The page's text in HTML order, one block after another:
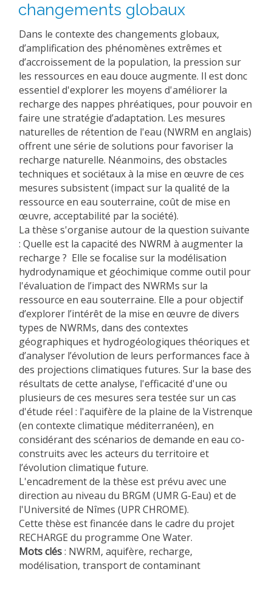
changements globaux
Dans le contexte des changements globaux,
d’amplification des phénomènes extrêmes et
d’accroissement de la population, la pression sur
les ressources en eau douce augmente. Il est donc
essentiel d'explorer les moyens d'améliorer la
recharge des nappes phréatiques, pour pouvoir en
faire une stratégie d’adaptation. Les mesures
naturelles de rétention de l'eau (NWRM en anglais)
offrent une série de solutions pour favoriser la
recharge naturelle. Néanmoins, des obstacles
techniques et sociétaux à la mise en œuvre de ces
mesures subsistent (impact sur la qualité de la
ressource en eau souterraine, coût de mise en
œuvre, acceptabilité par la société).
La thèse s'organise autour de la question suivante
: Quelle est la capacité des NWRM à augmenter la
recharge ? Elle se focalise sur la modélisation
hydrodynamique et géochimique comme outil pour
l'évaluation de l’impact des NWRMs sur la
ressource en eau souterraine. Elle a pour objectif
d’explorer l’intérêt de la mise en œuvre de divers
types de NWRMs, dans des contextes
géographiques et hydrogéologiques théoriques et
d’analyser l’évolution de leurs performances face à
des projections climatiques futures. Sur la base des
résultats de cette analyse, l'efficacité d'une ou
plusieurs de ces mesures sera testée sur un cas
d'étude réel : l'aquifère de la plaine de la Vistrenque
(en contexte climatique méditerranéen), en
considérant des scénarios de demande en eau co-
construits avec les acteurs du territoire et
l’évolution climatique future.
L'encadrement de la thèse est prévu avec une
direction au niveau du BRGM (UMR G-Eau) et de
l'Université de Nîmes (UPR CHROME).
Cette thèse est financée dans le cadre du projet
RECHARGE du programme One Water.
Mots clés: NWRM, aquifère, recharge,
modélisation, transport de contaminant